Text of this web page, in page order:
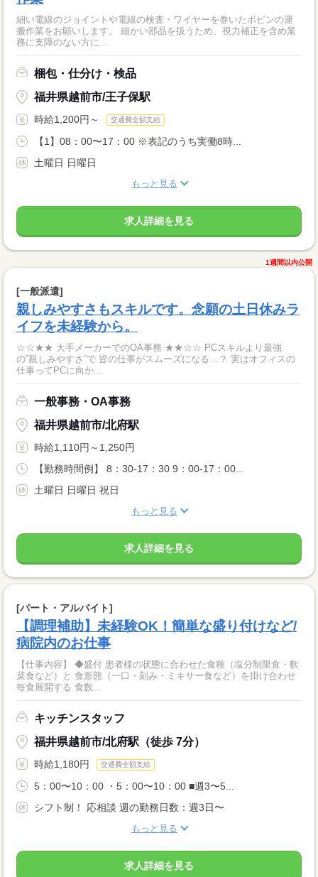
細い電線のジョイントや電線の検査・ワイヤーを巻いたボビンの運
搬作業をお願いします。 細かい部品を扱うため、視力補正を含め業
務に支障のない方に...
梱包・仕分け・検品
福井県越前市/王子保駅
時給1,200円～ 交通費全額支給
【1】08：00〜17：00 ※表記のうち実働8時...
土曜日 日曜日
もっと見る
求人詳細を見る
1週間以内公開
[一般派遣]
親しみやすさもスキルです。念願の土日休みラ
イフを未経験から。
☆☆★★ 大手メーカーでのOA事務 ★★☆☆ PCスキルより最強
の”親しみやすさ”で 皆の仕事がスムーズになる…？ 実はオフィスの
仕事ってPCに向か...
一般事務・OA事務
福井県越前市/北府駅
時給1,110円～1,250円
【勤務時間例】 8：30-17：30 9：00-17：00...
土曜日 日曜日 祝日
もっと見る
求人詳細を見る
[パート・アルバイト]
【調理補助】未経験OK！簡単な盛り付けなど/
病院内のお仕事
【仕事内容】 ◆盛付 患者様の状態に合わせた食種（塩分制限食・軟
菜食など）と 食形態（一口・刻み・ミキサー食など）を掛け合わせ
毎食展開する 食数...
キッチンスタッフ
福井県越前市/北府駅（徒歩 7分）
時給1,180円 交通費全額支給
5：00〜10：00 ・5：00〜10：00 ■週3〜5...
シフト制！ 応相談 週の勤務日数：週3日〜
もっと見る
求人詳細を見る